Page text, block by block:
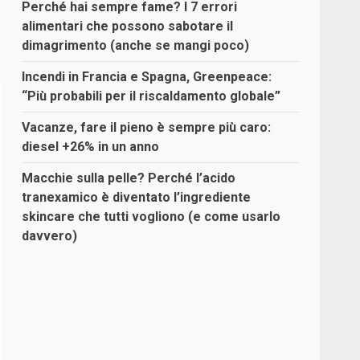
Perché hai sempre fame? I 7 errori
alimentari che possono sabotare il
dimagrimento (anche se mangi poco)
Incendi in Francia e Spagna, Greenpeace:
“Più probabili per il riscaldamento globale”
Vacanze, fare il pieno è sempre più caro:
diesel +26% in un anno
Macchie sulla pelle? Perché l’acido
tranexamico è diventato l’ingrediente
skincare che tutti vogliono (e come usarlo
davvero)